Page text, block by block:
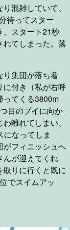
混雑していて、
待ってスター
、スタート21秒
てしまった。落
り集団が落ち着
に付き（私が右呼
ってくる3800m
目のブイに向か
離れてしまい、
なってしま
がフィニッシュへ
んが迎えてくれ
取りに行くと既に
でスイムアッ